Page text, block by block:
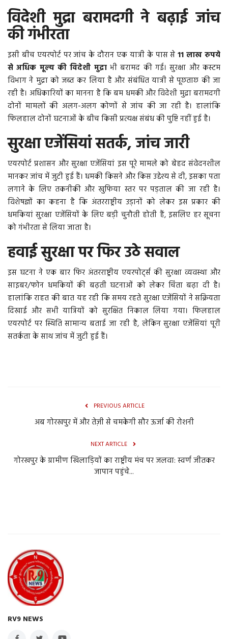
विदेशी मुद्रा बरामदगी ने बढ़ाई जांच
की गंभीरता
इसी बीच एयरपोर्ट पर जांच के दौरान एक यात्री के पास से11 लाख रुपये
से अधिक मूल्य की विदेशी मुद्राभी बरामद की गई। सुरक्षा और कस्टम
विभाग ने मुद्रा को जब्त कर लिया है और संबंधित यात्री से पूछताछ की जा
रही है। अधिकारियों का मानना है कि बम धमकी और विदेशी मुद्रा बरामदगी
दोनों मामलों की अलग-अलग कोणों से जांच की जा रही है। हालांकि
फिलहाल दोनों घटनाओं के बीच किसी प्रत्यक्ष संबंध की पुष्टि नहीं हुई है।
सुरक्षा एजेंसियां सतर्क, जांच जारी
एयरपोर्ट प्रशासन और सुरक्षा एजेंसियां इस पूरे मामले को बेहद संवेदनशील
मानकर जांच में जुटी हुई हैं। धमकी किसने और किस उद्देश्य से दी, इसका पता
लगाने के लिए तकनीकी और खुफिया स्तर पर पड़ताल की जा रही है।
विशेषज्ञों का कहना है कि अंतरराष्ट्रीय उड़ानों को लेकर इस प्रकार की
धमकियां सुरक्षा एजेंसियों के लिए बड़ी चुनौती होती हैं, इसलिए हर सूचना
को गंभीरता से लिया जाता है।
हवाई सुरक्षा पर फिर उठे सवाल
इस घटना ने एक बार फिर अंतरराष्ट्रीय एयरपोर्ट्स की सुरक्षा व्यवस्था और
साइबर/फोन धमकियों की बढ़ती घटनाओं को लेकर चिंता बढ़ा दी है।
हालांकि राहत की बात यह रही कि समय रहते सुरक्षा एजेंसियों ने सक्रियता
दिखाई और सभी यात्रियों को सुरक्षित निकाल लिया गया। फिलहाल
एयरपोर्ट पर स्थिति सामान्य बताई जा रही है, लेकिन सुरक्षा एजेंसियां पूरी
सतर्कता के साथ जांच में जुटी हुई हैं।
PREVIOUS ARTICLE
अब गोरखपुर में और तेज़ी से चमकेगी सौर ऊर्जा की रोशनी
NEXT ARTICLE
गोरखपुर के ग्रामीण खिलाड़ियों का राष्ट्रीय मंच पर जलवा: स्वर्ण जीतकर
जापान पहुंचे...
RV9 NEWS